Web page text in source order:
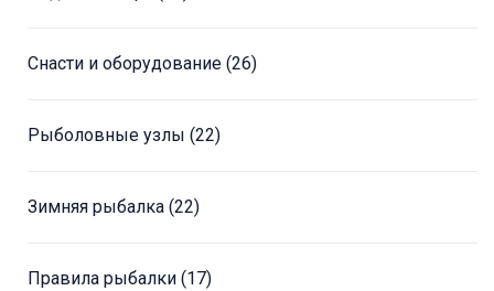
Снасти и оборудование (26)
Рыболовные узлы (22)
Зимняя рыбалка (22)
Правила рыбалки (17)